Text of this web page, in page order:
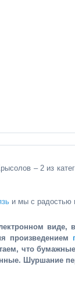
– 2 из
и мы с радостью
виде,
произведением
что
Шуршание